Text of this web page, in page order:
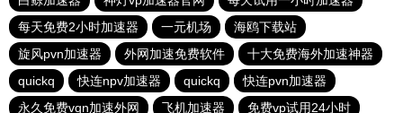
每天免费2小时加速器
一元机场
海鸥下载站
旋风pvn加速器
外网加速免费软件
十大免费海外加速神器
quickq
快连npv加速器 quickq
快连pvn加速器
永久免费vqn加速外网
飞机加速器 免费vp试用24小时